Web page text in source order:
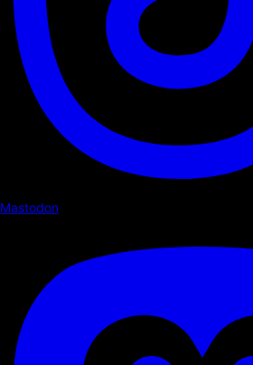
Mastodon